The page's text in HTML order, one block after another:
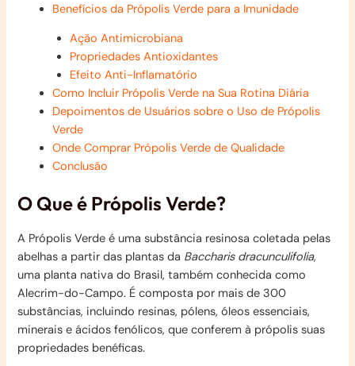
Benefícios da Própolis Verde para a Imunidade
Ação Antimicrobiana
Propriedades Antioxidantes
Efeito Anti-Inflamatório
Como Incluir Própolis Verde na Sua Rotina Diária
Depoimentos de Usuários sobre o Uso de Própolis
Verde
Onde Comprar Própolis Verde de Qualidade
Conclusão
O Que é Própolis Verde?
A Própolis Verde é uma substância resinosa coletada pelas
abelhas a partir das plantas da Baccharis dracunculifolia,
uma planta nativa do Brasil, também conhecida como
Alecrim-do-Campo. É composta por mais de 300
substâncias, incluindo resinas, pólens, óleos essenciais,
minerais e ácidos fenólicos, que conferem à própolis suas
propriedades benéficas.